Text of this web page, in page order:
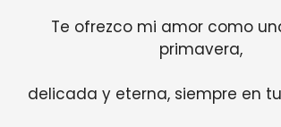
Te ofrezco mi amor como
primavera,
delicada y eterna, siempre en